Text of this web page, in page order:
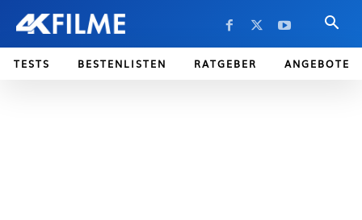
TESTS BESTENLISTEN RATGEBER ANGEBOTE